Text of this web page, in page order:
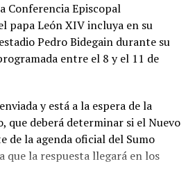
Conferencia Episcopal
papa León XIV incluya en su
Pedro Bidegain durante su
entre el 8 y el 11 de
y está a la espera de la
que deberá determinar si el Nuevo
de la agenda oficial del Sumo
que la respuesta llegará en los